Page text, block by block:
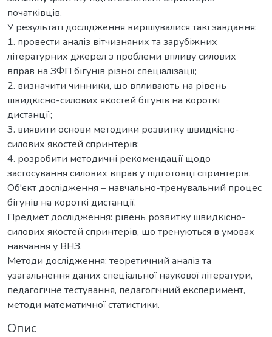
початківців.
У результаті дослідження вирішувалися такі завдання:
1. провести аналіз вітчизняних та зарубіжних
літературних джерел з проблеми впливу силових
вправ на ЗФП бігунів різної спеціалізації;
2. визначити чинники, що впливають на рівень
швидкісно-силових якостей бігунів на короткі
дистанції;
3. виявити основи методики розвитку швидкісно-
силових якостей спринтерів;
4. розробити методичні рекомендації щодо
застосування силових вправ у підготовці спринтерів.
Об'єкт дослідження – навчально-тренувальний процес
бігунів на короткі дистанції.
Предмет дослідження: рівень розвитку швидкісно-
силових якостей спринтерів, що тренуються в умовах
навчання у ВНЗ.
Методи дослідження: теоретичний аналіз та
узагальнення даних спеціальної наукової літератури,
педагогічне тестування, педагогічний експеримент,
методи математичної статистики.
Опис